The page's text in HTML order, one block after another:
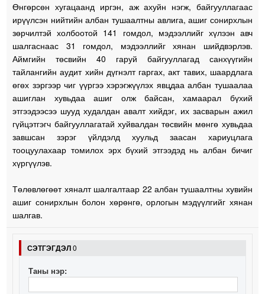
Өнгөрсөн хугацаанд иргэн, аж ахуйн нэгж, байгууллагаас
ирүүлсэн нийтийн албан тушаалтны авлига, ашиг сонирхлын
зөрчилтэй холбоотой 141 гомдол, мэдээллийг хүлээн авч
шалгаснаас 31 гомдол, мэдээллийг хянан шийдвэрлэв.
Аймгийн төсвийн 40 гаруй байгууллагад санхүүгийн
тайлангийн аудит хийн дүгнэлт гаргах, акт тавих, шаардлага
өгөх зэргээр чиг үүргээ хэрэгжүүлэх явцдаа албан тушаалаа
ашиглан хувьдаа ашиг олж байсан, хамаарал бүхий
этгээдээсээ шууд худалдан авалт хийдэг, их засварын ажил
гүйцэтгэгч байгууллагатай хуйвалдан төсвийн мөнгө хувьдаа
завшсан зэрэг үйлдэлд хуульд заасан хариуцлага
тооцуулахаар томилох эрх бүхий этгээдэд нь албан бичиг
хүргүүлэв.
Төлөвлөгөөт хяналт шалгалтаар 22 албан тушаалтны хувийн
ашиг сонирхлын болон хөрөнгө, орлогын мэдүүлгийг хянан
шалгав.
СЭТГЭГДЭЛ0
Таны нэр: